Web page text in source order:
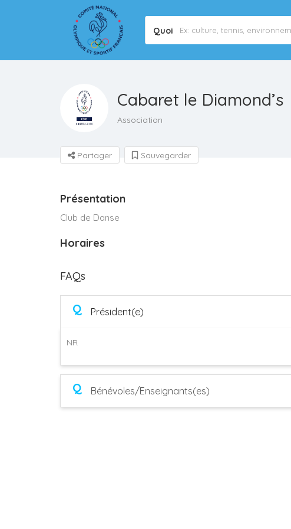
Quoi
Cabaret le Diamond’s
Association
Partager Sauvegarder
Présentation
Club de Danse
Horaires
FAQs
Q Président(e)
NR
Q Bénévoles/Enseignants(es)